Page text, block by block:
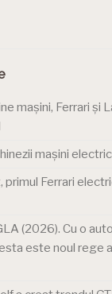
mașini, Ferrari și
mașini
Ferrari
(2026). Cu o
este noul rege